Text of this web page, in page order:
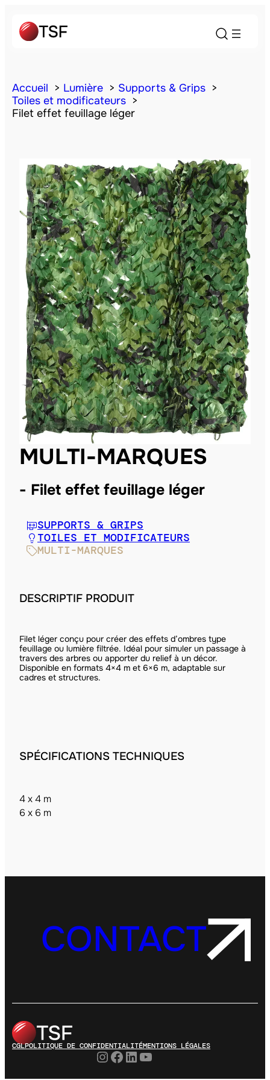
Accueil Lumière
Supports & Grips
Toiles et modificateurs
Filet effet feuillage léger
MULTI-MARQUES
Filet effet feuillage léger
SUPPORTS & GRIPS
TOILES ET MODIFICATEURS
MULTI-MARQUES
DESCRIPTIF PRODUIT
Filet léger conçu pour créer des effets d’ombres type
feuillage ou lumière filtrée. Idéal pour simuler un passage à
travers des arbres ou apporter du relief à un décor.
Disponible en formats 4×4 m et 6×6 m, adaptable sur
cadres et structures.
SPÉCIFICATIONS TECHNIQUES
4 x 4 m
6 x 6 m
CONTACT
CGLPOLITIQUE DE CONFIDENTIALITÉMENTIONS LÉGALES
Instagram
Facebook
LinkedIn
YouTube